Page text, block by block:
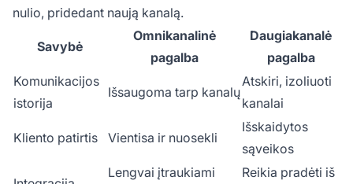
nulio, pridedant naują kanalą.
Savybė
Omnikanalinė
pagalba
Daugiakanalė
pagalba
Komunikacijos
istorija
Išsaugoma tarp kanalų
Atskiri, izoliuoti
kanalai
Kliento patirtis Vientisa ir nuosekli
Išskaidytos
sąveikos
Lengvai įtraukiami
Reikia pradėti iš